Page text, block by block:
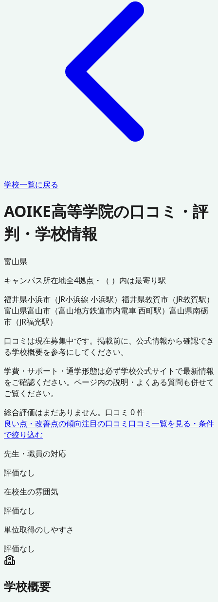
学校一覧に戻る
AOIKE高等学院の口コミ・評
判・学校情報
富山県
キャンパス所在地全4拠点・（ ）内は最寄り駅
福井県小浜市 （JR小浜線 小浜駅） 福井県敦賀市 （JR敦賀駅）
富山県富山市 （富山地方鉄道市内電車 西町駅） 富山県南砺
市 （JR福光駅）
口コミは現在募集中です。掲載前に、公式情報から確認でき
る学校概要を参考にしてください。
学費・サポート・通学形態は必ず学校公式サイトで最新情報
をご確認ください。ページ内の説明・よくある質問も併せて
ご覧ください。
総合評価はまだありません。口コミ 0件
良い点・改善点の傾向注目の口コミ 口コミ一覧を見る・条件
で絞り込む
先生・職員の対応
評価なし
在校生の雰囲気
評価なし
単位取得のしやすさ
評価なし
学校概要